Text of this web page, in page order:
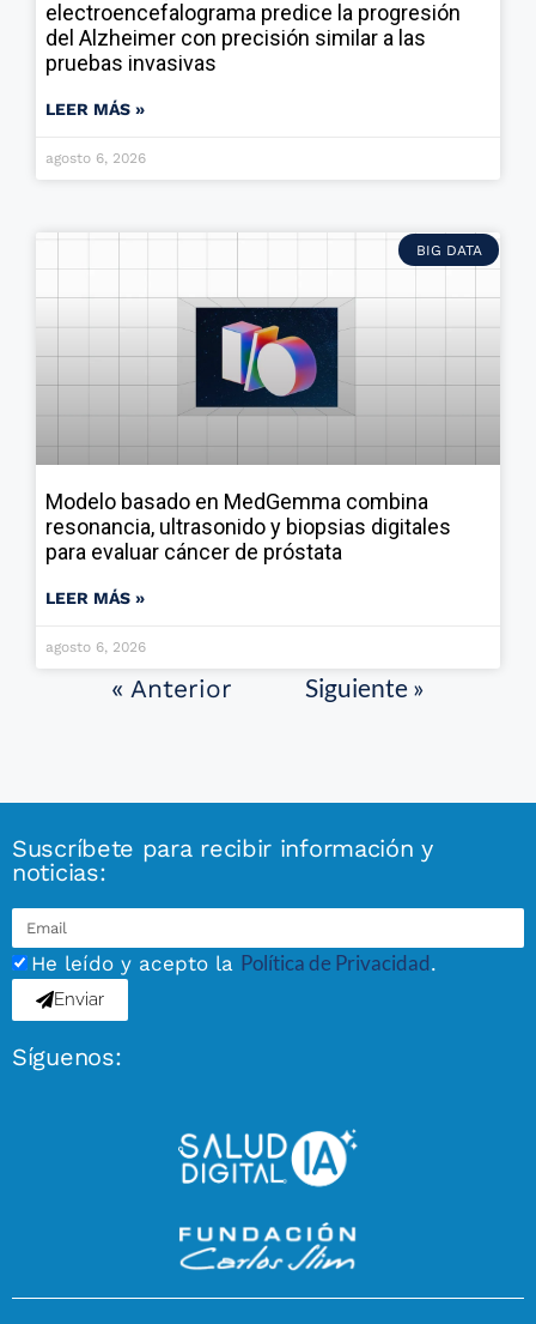
electroencefalograma predice la progresión
del Alzheimer con precisión similar a las
pruebas invasivas
LEER MÁS »
agosto 6, 2026
BIG DATA
Modelo basado en MedGemma combina
resonancia, ultrasonido y biopsias digitales
para evaluar cáncer de próstata
LEER MÁS »
agosto 6, 2026
« Anterior Siguiente »
Suscríbete para recibir información y
noticias:
He leído y acepto la Política de Privacidad.
Enviar
Síguenos: